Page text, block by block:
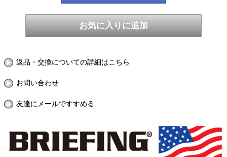
返品・交換についての詳細はこちら
お問い合わせ
友達にメールですすめる